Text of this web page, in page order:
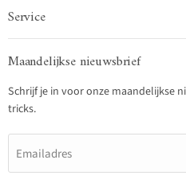
Service
Maandelijkse nieuwsbrief
Schrijf je in voor onze maandelijkse
tricks.
Emailadres